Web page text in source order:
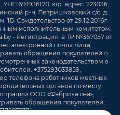
691936170, юр. адрес: 223036,
р-н, Петришковский с/с, д.
Свидетельство от 29.12.2016г.
исполнительным комитетом.
- Регистрация. в ТР №367057 от
электронной почты лица,
обращения покупателей о
законодательством о
+375293033859,
телефона работников местных
органов по месту
ООО «Фабрика сна»,
обращения покупателей:
.